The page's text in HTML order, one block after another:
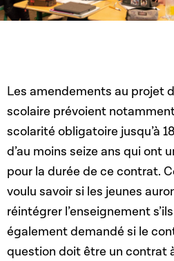
Les amendements au projet
scolaire prévoient
scolarité obligatoire jusqu’à
d’au moins seize ans qui ont
pour la durée de ce contrat.
voulu savoir si les jeunes
réintégrer l’enseignement
également demandé si le
question doit être un contrat